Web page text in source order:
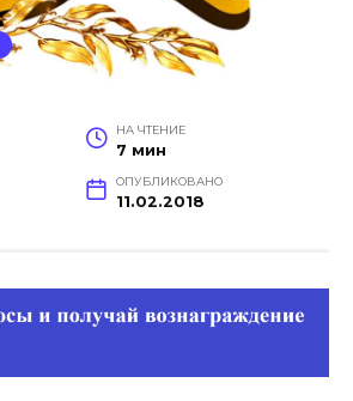
НА ЧТЕНИЕ
7 мин
ОПУБЛИКОВАНО
11.02.2018